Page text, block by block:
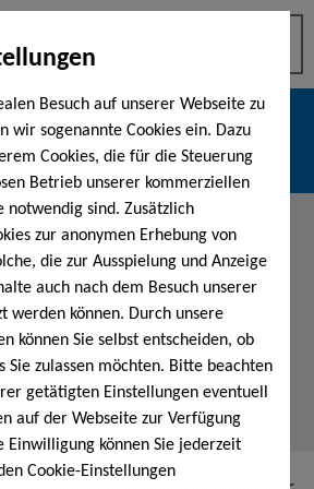
Besuch auf unserer Webseite zu
wir sogenannte Cookies ein. Dazu
Cookies, die für die Steuerung
Betrieb unserer kommerziellen
notwendig sind. Zusätzlich
zur anonymen Erhebung von
die zur Ausspielung und Anzeige
auch nach dem Besuch unserer
werden können. Durch unsere
können Sie selbst entscheiden, ob
Sie zulassen möchten. Bitte beachten
getätigten Einstellungen eventuell
auf der Webseite zur Verfügung
Einwilligung können Sie jederzeit
Cookie-Einstellungen
mit "the